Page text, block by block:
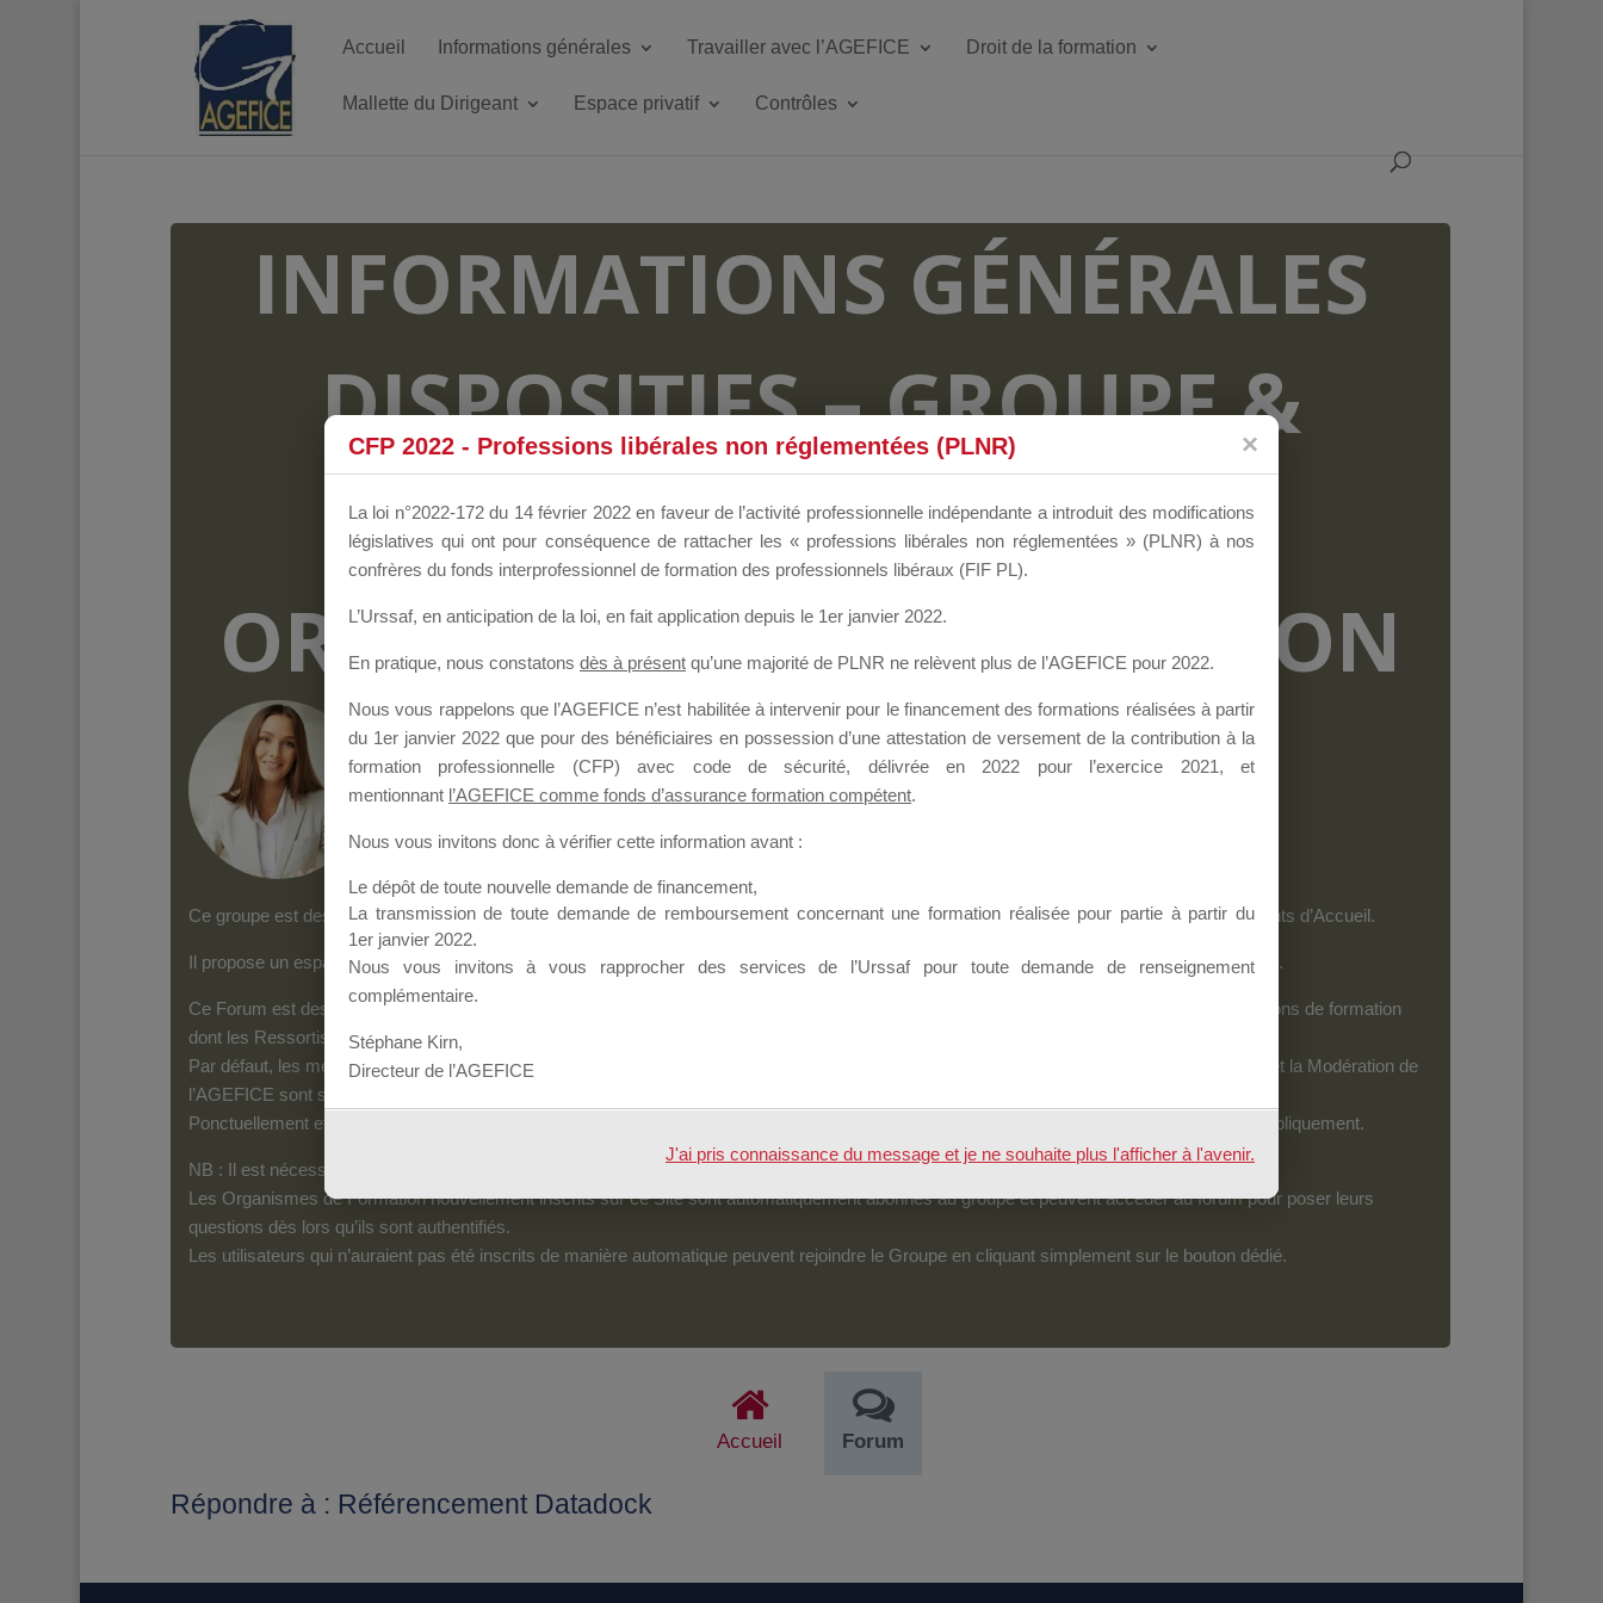
Accueil Informations générales Travailler avec l’AGEFICE Droit de la formation
Mallette du Dirigeant Espace privatif Contrôles
INFORMATIONS GÉNÉRALES
DISPOSITIFS – GROUPE &
FORUM DÉDIÉS AUX
ORGANISMES DE FORMATION
Groupe Public il y a 17 heures
Ce groupe est destiné aux Organismes de formation. Il accueille également les Conseillers salariés de l’AGEFICE et les personnels des Points d’Accueil.
Il propose un espace forum, sur lequel il est possible de laisser un message ou poser vos questions concernant les dispositifs de l’AGEFICE.
Ce Forum est destiné aux Organismes de formation qui ont besoin de renseignements sur l’AGEFICE et sur les aides au financement d’actions de formation
dont les Ressortissants de l’AGEFICE peuvent éventuellement bénéficier.
Par défaut, les messages qui sont postés sur cet espace sont considérés comme étant des messages
: Seuls leurs Auteurs et la Modération de
l’AGEFICE sont susceptibles d’en lire le contenu.
Ponctuellement et pour les messages qui s’avéreraient d’une particulière pertinence, certains des échanges pourront devenir accessibles publiquement.
NB : Il est nécessaire d’être inscrit(e) pour pouvoir accéder et intervenir sur cet espace.
Les Organismes de Formation nouvellement inscrits sur ce Site sont automatiquement abonnés au groupe et peuvent accéder au forum pour poser leurs
questions dès lors qu’ils sont authentifiés.
Les utilisateurs qui n’auraient pas été inscrits de manière automatique peuvent rejoindre le Groupe en cliquant simplement sur le bouton dédié.
Accueil Forum
Répondre à : Référencement Datadock
CFP 2022 - Professions libérales non réglementées (PLNR)
La loi n°2022-172 du 14 février 2022 en faveur de l’activité professionnelle indépendante a introduit des modifications
législatives qui ont pour conséquence de rattacher les « professions libérales non réglementées » (PLNR) à nos
confrères du fonds interprofessionnel de formation des professionnels libéraux (FIF PL).
L’Urssaf, en anticipation de la loi, en fait application depuis le 1er janvier 2022.
En pratique, nous constatons dès à présent qu’une majorité de PLNR ne relèvent plus de l’AGEFICE pour 2022.
Nous vous rappelons que l’AGEFICE n’est habilitée à intervenir pour le financement des formations réalisées à partir
du 1er janvier 2022 que pour des bénéficiaires en possession d’une attestation de versement de la contribution à la
formation professionnelle (CFP) avec code de sécurité, délivrée en 2022 pour l’exercice 2021, et
mentionnant l’AGEFICE comme fonds d’assurance formation compétent.
Nous vous invitons donc à vérifier cette information avant :
Le dépôt de toute nouvelle demande de financement,
La transmission de toute demande de remboursement concernant une formation réalisée pour partie à partir du
1er janvier 2022.
Nous vous invitons à vous rapprocher des services de l’Urssaf pour toute demande de renseignement
complémentaire.
Stéphane Kirn,
Directeur de l’AGEFICE
J'ai pris connaissance du message et je ne souhaite plus l'afficher à l'avenir.